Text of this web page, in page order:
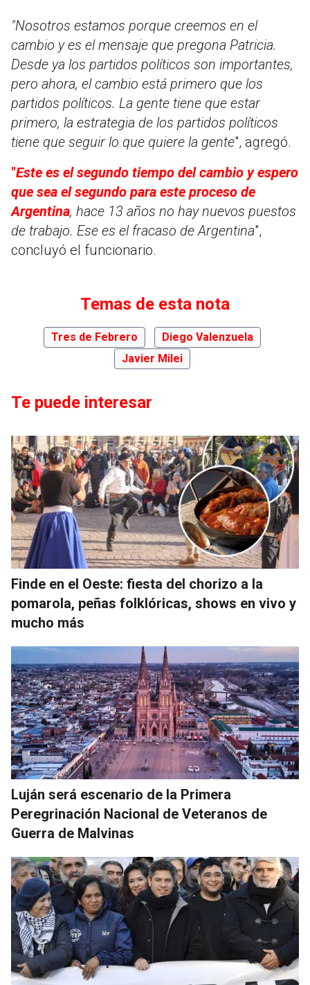
"Nosotros estamos porque creemos en el
cambio y es el mensaje que pregona Patricia.
Desde ya los partidos políticos son importantes,
pero ahora, el cambio está primero que los
partidos políticos. La gente tiene que estar
primero, la estrategia de los partidos políticos
tiene que seguir lo que quiere la gente", agregó.
"Este es el segundo tiempo del cambio y espero
que sea el segundo para este proceso de
Argentina, hace 13 años no hay nuevos puestos
de trabajo. Ese es el fracaso de Argentina",
concluyó el funcionario.
Temas de esta nota
Tres de Febrero
Diego Valenzuela
Javier Milei
Te puede interesar
Finde en el Oeste: fiesta del chorizo a la
pomarola, peñas folklóricas, shows en vivo y
mucho más
Luján será escenario de la Primera
Peregrinación Nacional de Veteranos de
Guerra de Malvinas